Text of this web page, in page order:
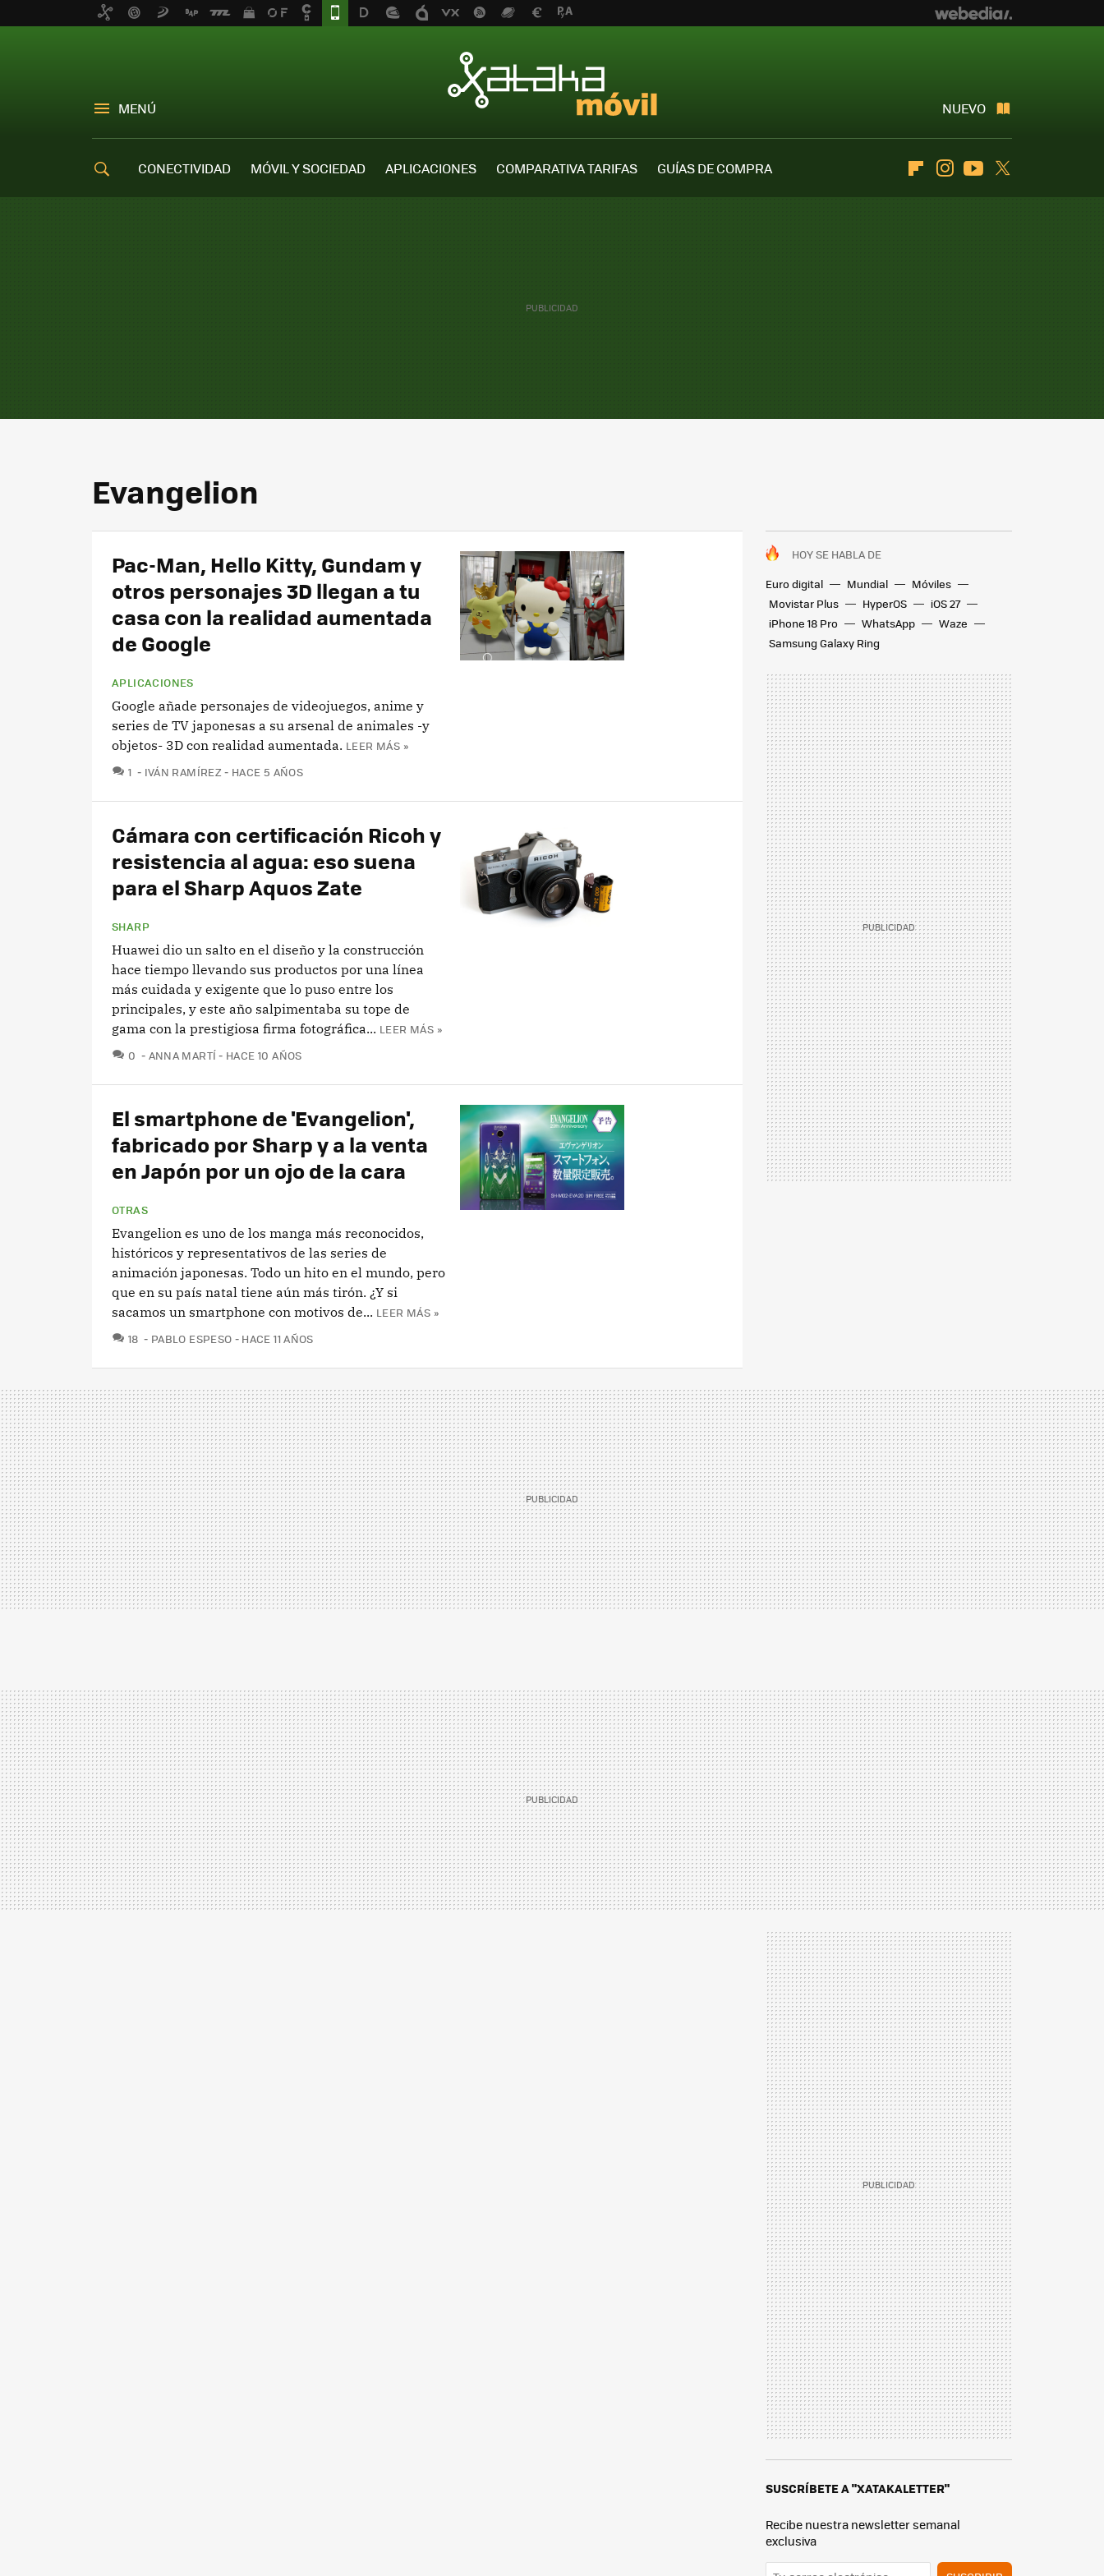
MENÚ NUEVO
CONECTIVIDAD MÓVIL Y SOCIEDAD APLICACIONES COMPARATIVA TARIFAS
GUÍAS DE COMPRA
FlipboardInstagramYoutube
Evangelion
HOY SE HABLA DE
Euro digital
Mundial
Móviles
Movistar Plus
HyperOS
iOS 27
iPhone 18 Pro
WhatsApp
Waze
Samsung Galaxy Ring
Pac-Man, Hello Kitty, Gundam y
otros personajes 3D llegan a tu
casa con la realidad aumentada
de Google
APLICACIONES
Google añade personajes de videojuegos, anime y
series de TV japonesas a su arsenal de animales -y
objetos- 3D con realidad aumentada. LEER MÁS »
1 COMENTARIOS
IVÁN RAMÍREZ HACE 5 AÑOS
Cámara con certificación Ricoh y
resistencia al agua: eso suena
para el Sharp Aquos Zate
SHARP
Huawei dio un salto en el diseño y la construcción
hace tiempo llevando sus productos por una línea
más cuidada y exigente que lo puso entre los
principales, y este año salpimentaba su tope de
gama con la prestigiosa firma fotográfica... LEER MÁS »
0 COMENTARIOS
ANNA MARTÍ HACE 10 AÑOS
El smartphone de 'Evangelion',
fabricado por Sharp y a la venta
en Japón por un ojo de la cara
OTRAS
Evangelion es uno de los manga más reconocidos,
históricos y representativos de las series de
animación japonesas. Todo un hito en el mundo, pero
que en su país natal tiene aún más tirón. ¿Y si
sacamos un smartphone con motivos de... LEER MÁS »
18 COMENTARIOS
PABLO ESPESO HACE 11 AÑOS
SUSCRÍBETE A "XATAKALETTER"
Recibe nuestra newsletter semanal
exclusiva